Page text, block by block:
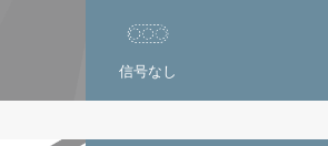
信号なし